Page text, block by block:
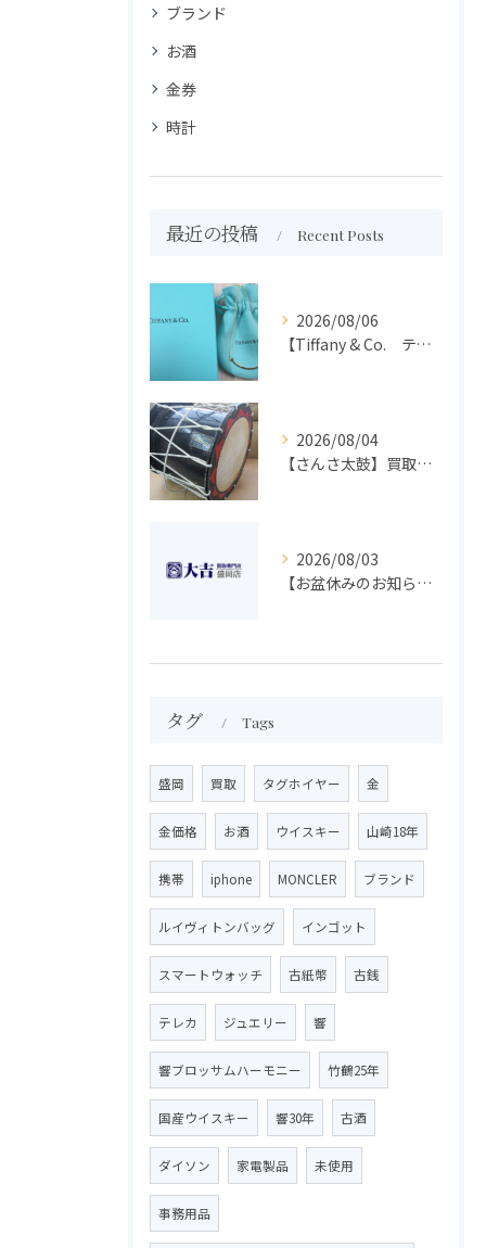
ブランド
お酒
金券
時計
最近の投稿 Recent Posts
2026/08/06
【Tiffany & Co. ティファニー】買取 大吉盛岡店 アクセサリー買取しました！！
2026/08/04
【さんさ太鼓】買取 大吉盛岡店 楽器 買取します！！
2026/08/03
【お盆休みのお知らせ】買取専門 大吉 盛岡店
タグ Tags
盛岡 買取 タグホイヤー 金
金価格 お酒 ウイスキー 山崎18年
携帯 iphone MONCLER ブランド
ルイヴィトンバッグ インゴット
スマートウォッチ 古紙幣 古銭
テレカ ジュエリー 響
響ブロッサムハーモニー 竹鶴25年
国産ウイスキー 響30年 古酒
ダイソン 家電製品 未使用
事務用品